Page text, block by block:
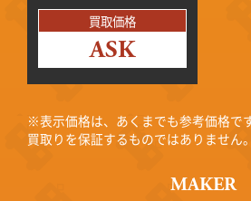
買取価格
ASK
※表示価格は、あくまでも参考価格で
買取りを保証するものではありません。
MAKER